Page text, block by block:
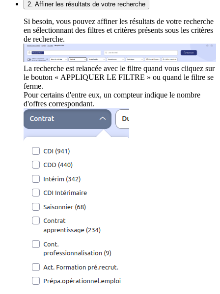
2. Affiner les résultats de votre recherche
Si besoin, vous pouvez affiner les résultats de votre recherche
en sélectionnant des filtres et critères présents sous les critères
de recherche.
La recherche est relancée avec le filtre quand vous cliquez sur
le bouton « APPLIQUER LE FILTRE » ou quand le filtre se
ferme.
Pour certains d'entre eux, un compteur indique le nombre
d'offres correspondant.